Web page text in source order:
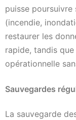
puisse
(incendie,
restaurer les
rapide, tandis
opérationnelle
Sauvegardes
La sauvegarde